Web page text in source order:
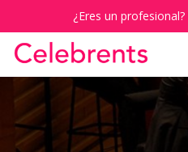
¿Eres un profesional?